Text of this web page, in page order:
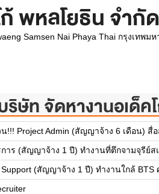
พหลโยธิน จำกัด
Samsen Nai Phaya Thai กรุงเทพม
ริษัท จัดหางานอเด็
!!! Project Admin (สัญญาจ้าง 6 เดือน) สื่
การ (สัญญาจ้าง 1 ปี) ทำงานที่ตึกจามจุรีย์ส
Support (สัญญาจ้าง 1 ปี) ทำงานใกล้ BTS